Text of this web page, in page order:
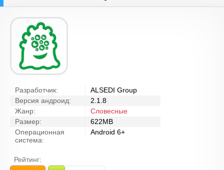
Разработчик:
ALSEDI Group
Версия андроид:
2.1.8
Жанр:
Словесные
Размер:
622MB
Операционная
система:
Android 6+
Рейтинг: